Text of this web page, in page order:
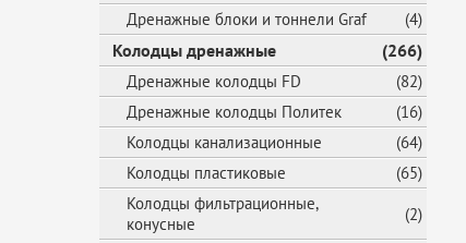
Дренажные блоки и тоннели Graf
(4)
Колодцы дренажные (266)
Дренажные колодцы FD
(82)
Дренажные колодцы Политек
(16)
Колодцы канализационные
(64)
Колодцы пластиковые
(65)
Колодцы фильтрационные,
конусные
(2)